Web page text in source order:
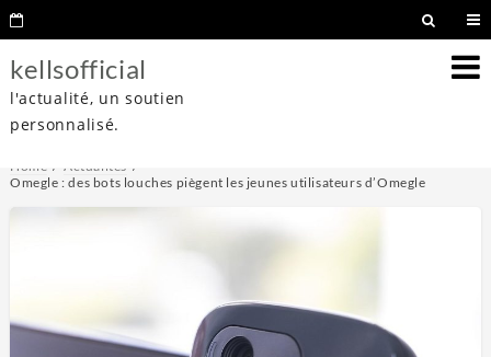
kellsofficial
l'actualité, un soutien
personnalisé.
Home
Actualités
Omegle : des bots louches piègent les jeunes utilisateurs d’Omegle